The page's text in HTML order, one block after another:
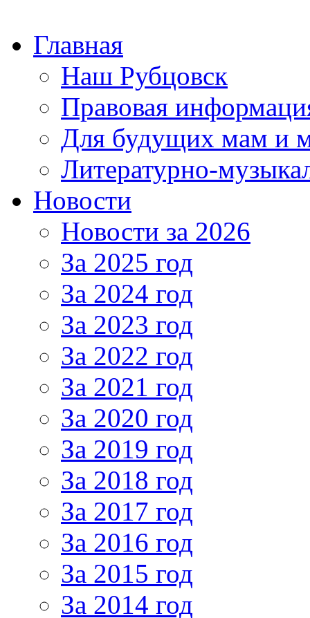
Главная
Наш Рубцовск
Правовая
Для будущих мам и
Литературно-
Новости
Новости за 2026
За 2025 год
За 2024 год
За 2023 год
За 2022 год
За 2021 год
За 2020 год
За 2019 год
За 2018 год
За 2017 год
За 2016 год
За 2015 год
За 2014 год